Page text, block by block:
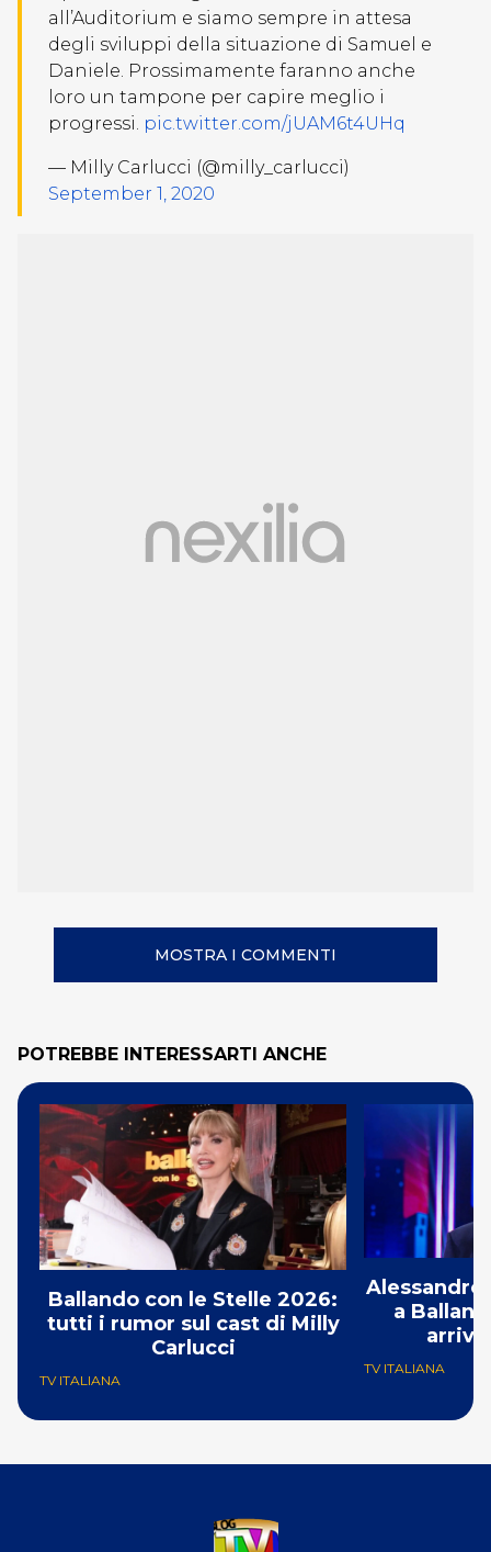
all’Auditorium e siamo sempre in attesa
degli sviluppi della situazione di Samuel e
Daniele. Prossimamente faranno anche
loro un tampone per capire meglio i
progressi. pic.twitter.com/jUAM6t4UHq
— Milly Carlucci (@milly_carlucci)
September 1, 2020
MOSTRA I COMMENTI
POTREBBE INTERESSARTI ANCHE
Ballando con le Stelle 2026:
tutti i rumor sul cast di Milly
Carlucci
TV ITALIANA
Alessandro
a
TV ITALIANA